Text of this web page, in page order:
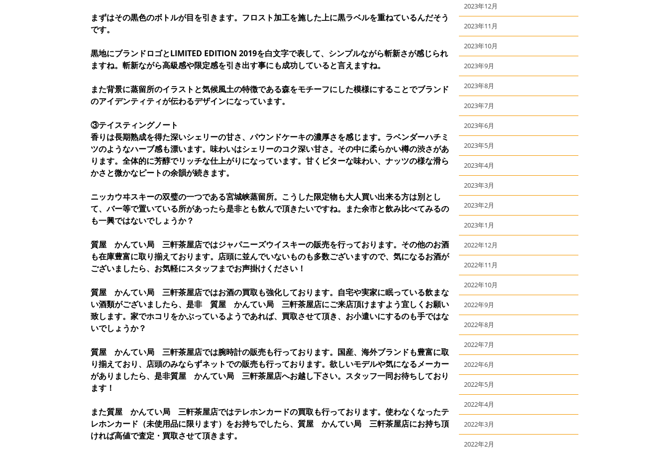
まずはその黒色のボトルが目を引きます。フロスト加工を施した上に黒ラベルを重ねているんだそう
です。
黒地にブランドロゴとLIMITED EDITION 2019を白文字で表して、シンプルながら斬新さが感じられ
ますね。斬新ながら高級感や限定感を引き出す事にも成功していると言えますね。
また背景に蒸留所のイラストと気候風土の特徴である森をモチーフにした模様にすることでブランド
のアイデンティティが伝わるデザインになっています。
③テイスティングノート
香りは長期熟成を得た深いシェリーの甘さ、パウンドケーキの濃厚さを感じます。ラベンダーハチミ
ツのようなハーブ感も漂います。味わいはシェリーのコク深い甘さ。その中に柔らかい樽の渋さがあ
ります。全体的に芳醇でリッチな仕上がりになっています。甘くビターな味わい、ナッツの様な滑ら
かさと微かなピートの余韻が続きます。
ニッカウヰスキーの双璧の一つである宮城峡蒸留所。こうした限定物も大人買い出来る方は別とし
て、バー等で置いている所があったら是非とも飲んで頂きたいですね。また余市と飲み比べてみるの
も一興ではないでしょうか？
質屋 かんてい局 三軒茶屋店ではジャパニーズウイスキーの販売を行っております。その他のお酒
も在庫豊富に取り揃えております。店頭に並んでいないものも多数ございますので、気になるお酒が
ございましたら、お気軽にスタッフまでお声掛けください！
質屋 かんてい局 三軒茶屋店ではお酒の買取も強化しております。自宅や実家に眠っている飲まな
い酒類がございましたら、是非 質屋 かんてい局 三軒茶屋店にご来店頂けますよう宜しくお願い
致します。家でホコリをかぶっているようであれば、買取させて頂き、お小遣いにするのも手ではな
いでしょうか？
質屋 かんてい局 三軒茶屋店では腕時計の販売も行っております。国産、海外ブランドも豊富に取
り揃えており、店頭のみならずネットでの販売も行っております。欲しいモデルや気になるメーカー
がありましたら、是非質屋 かんてい局 三軒茶屋店へお越し下さい。スタッフ一同お待ちしており
ます！
また質屋 かんてい局 三軒茶屋店ではテレホンカードの買取も行っております。使わなくなったテ
レホンカード（未使用品に限ります）をお持ちでしたら、質屋 かんてい局 三軒茶屋店にお持ち頂
ければ高値で査定・買取させて頂きます。
2023年12月
2023年11月
2023年10月
2023年9月
2023年8月
2023年7月
2023年6月
2023年5月
2023年4月
2023年3月
2023年2月
2023年1月
2022年12月
2022年11月
2022年10月
2022年9月
2022年8月
2022年7月
2022年6月
2022年5月
2022年4月
2022年3月
2022年2月